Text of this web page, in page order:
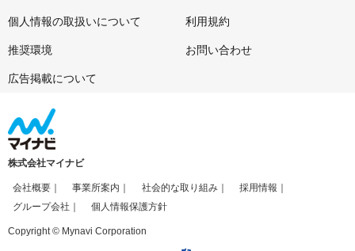
個人情報の取扱いについて 利用規約
推奨環境 お問い合わせ
広告掲載について
株式会社マイナビ
会社概要 事業所案内 社会的な取り組み
採用情報
グループ会社
個人情報保護方針
Copyright © Mynavi Corporation